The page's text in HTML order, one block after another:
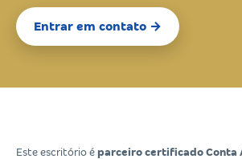
Entrar em contato →
Este escritório é parceiro certificado Conta